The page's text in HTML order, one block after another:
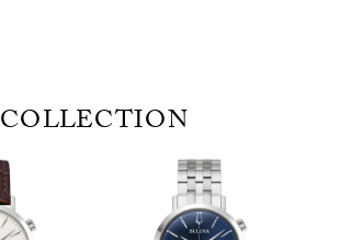
COLLECTION